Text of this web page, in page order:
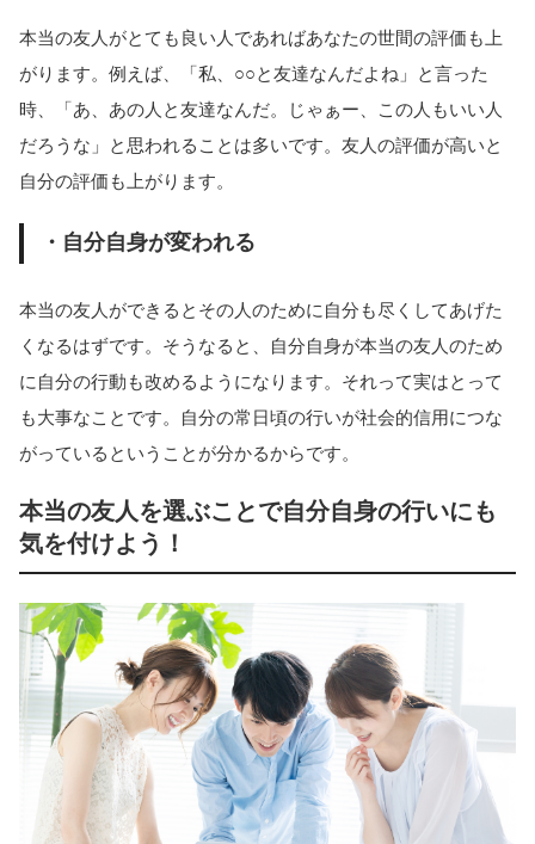
本当の友人がとても良い人であればあなたの世間の評価も上
がります。例えば、「私、○○と友達なんだよね」と言った
時、「あ、あの人と友達なんだ。じゃぁー、この人もいい人
だろうな」と思われることは多いです。友人の評価が高いと
自分の評価も上がります。
・自分自身が変われる
本当の友人ができるとその人のために自分も尽くしてあげた
くなるはずです。そうなると、自分自身が本当の友人のため
に自分の行動も改めるようになります。それって実はとって
も大事なことです。自分の常日頃の行いが社会的信用につな
がっているということが分かるからです。
本当の友人を選ぶことで自分自身の行いにも
気を付けよう！